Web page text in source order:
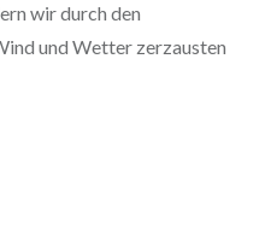
wir durch den
und Wetter zerzausten